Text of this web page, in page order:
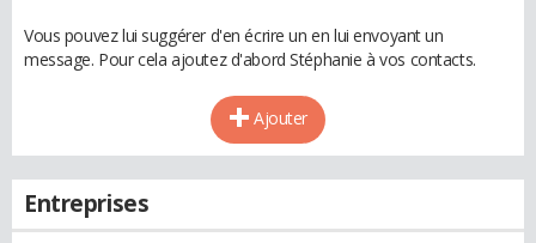
Vous pouvez lui suggérer d'en écrire un en lui envoyant un
message. Pour cela ajoutez d'abord Stéphanie à vos contacts.
Ajouter
Entreprises